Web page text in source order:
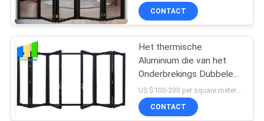
CONTACT
Het thermische
Aluminium die van het
Onderbrekings Dubbele
Glas de Deur van het
Terrasglas voor
Vergaderzaal vouwen
US $100-200 per square meter MOQ:Geen MOQ, 1 vierkante ook beschikbare meter
CONTACT